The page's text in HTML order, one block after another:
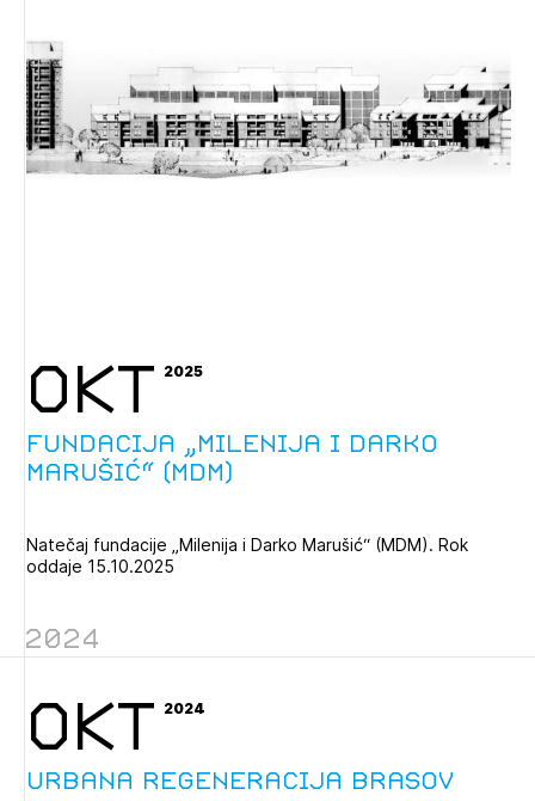
OKT 2025
Fundacija „Milenija i Darko
Marušić“ (MDM)
Natečaj fundacije „Milenija i Darko Marušić“ (MDM). Rok
oddaje 15.10.2025
2024
OKT 2024
Urbana regeneracija Brasov